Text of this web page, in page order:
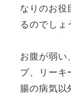
なりのお役
るのでしょ
お腹が弱い
プ、リーキ
腸の病気以